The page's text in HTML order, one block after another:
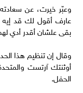
وعبّر خيرت، عن سعادته
عارف أقول لك قد إيه
بقى علشان أقدر أدي
وقال إن تنظيم هذا
أوثنتك آرتست
الحفل.